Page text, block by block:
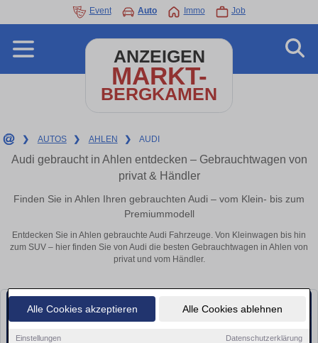
Alle Cookies akzeptieren Alle Cookies ablehnen
Einstellungen Datenschutzerklärung
Event Auto Immo Job
ANZEIGEN
MARKT-
BERGKAMEN
❯ AUTOS ❯ AHLEN ❯ AUDI
Audi gebraucht in Ahlen entdecken – Gebrauchtwagen von
privat & Händler
Finden Sie in Ahlen Ihren gebrauchten Audi – vom Klein- bis zum
Premiummodell
Entdecken Sie in Ahlen gebrauchte Audi Fahrzeuge. Von Kleinwagen bis hin
zum SUV – hier finden Sie von Audi die besten Gebrauchtwagen in Ahlen von
privat und vom Händler.